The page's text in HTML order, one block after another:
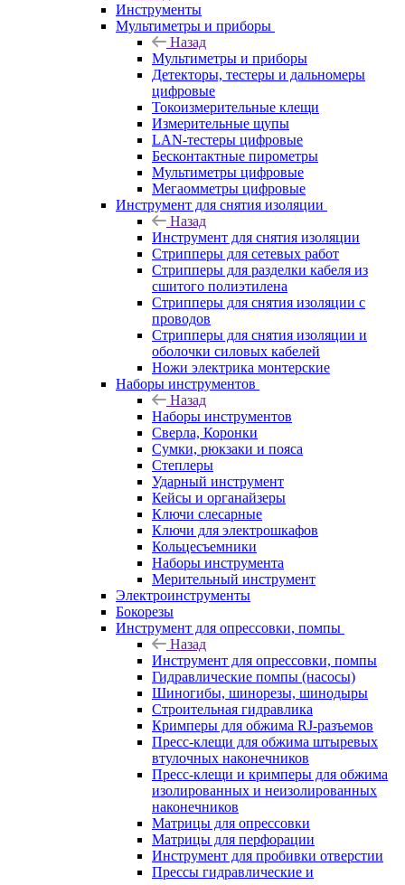
Инструменты
Мультиметры и приборы
Назад
Мультиметры и приборы
Детекторы, тестеры и дальномеры
цифровые
Токоизмерительные клещи
Измерительные щупы
LAN-тестеры цифровые
Бесконтактные пирометры
Мультиметры цифровые
Мегаомметры цифровые
Инструмент для снятия изоляции
Назад
Инструмент для снятия изоляции
Стрипперы для сетевых работ
Стрипперы для разделки кабеля из
сшитого полиэтилена
Cтрипперы для снятия изоляции с
проводов
Стрипперы для снятия изоляции и
оболочки силовых кабелей
Ножи электрика монтерские
Наборы инструментов
Назад
Наборы инструментов
Сверла, Коронки
Сумки, рюкзаки и пояса
Степлеры
Ударный инструмент
Кейсы и органайзеры
Ключи слесарные
Ключи для электрошкафов
Кольцесъемники
Наборы инструмента
Мерительный инструмент
Электроинструменты
Бокорезы
Инструмент для опрессовки, помпы
Назад
Инструмент для опрессовки, помпы
Гидравлические помпы (насосы)
Шиногибы, шинорезы, шинодыры
Строительная гидравлика
Кримперы для обжима RJ-разъемов
Пресс-клещи для обжима штыревых
втулочных наконечников
Пресс-клещи и кримперы для обжима
изолированных и неизолированных
наконечников
Матрицы для опрессовки
Матрицы для перфорации
Инструмент для пробивки отверстии
Прессы гидравлические и